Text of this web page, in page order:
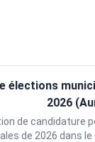
élections
2026
de candidature
de 2026 dans le